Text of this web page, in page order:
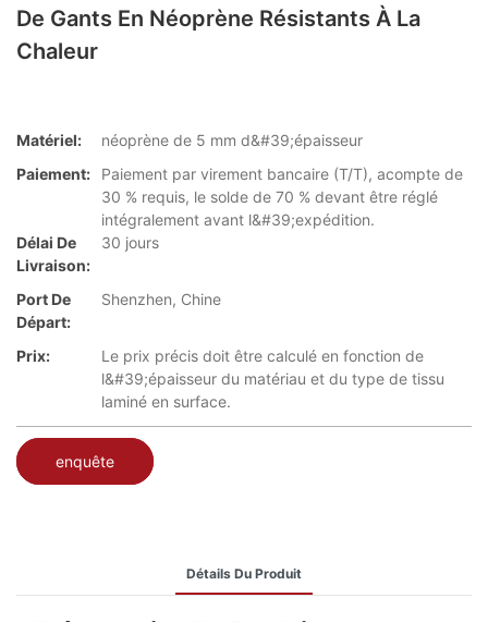
De Gants En Néoprène Résistants À La
Chaleur
Matériel:
néoprène de 5 mm d&#39;épaisseur
Paiement:
Paiement par virement bancaire (T/T), acompte de
30 % requis, le solde de 70 % devant être réglé
intégralement avant l&#39;expédition.
Délai De
Livraison:
30 jours
Port De
Départ:
Shenzhen, Chine
Prix:
Le prix précis doit être calculé en fonction de
l&#39;épaisseur du matériau et du type de tissu
laminé en surface.
enquête
Détails Du Produit